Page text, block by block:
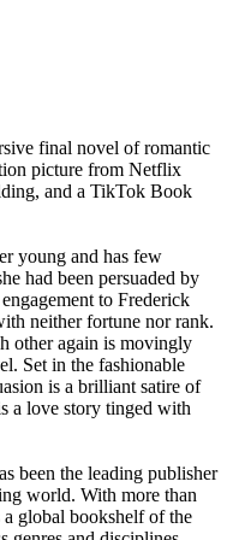
final novel of romantic
picture from Netflix
and a TikTok Book
young and has few
had been persuaded by
to Frederick
neither fortune nor rank.
other again is movingly
Set in the fashionable
is a brilliant satire of
a love story tinged with
been the leading publisher
world. With more than
a global bookshelf of the